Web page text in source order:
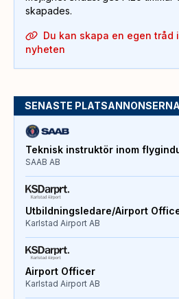
skapades.
Du kan skapa en egen tråd
nyheten
SENASTE PLATSANNONSERNA
Teknisk instruktör inom
SAAB AB
Utbildningsledare/Airport
Karlstad Airport AB
Airport Officer
Karlstad Airport AB